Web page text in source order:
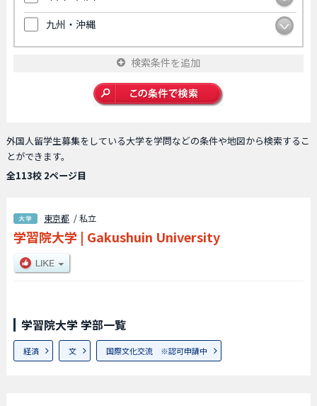
九州・沖縄
検索条件を追加
外国人留学生募集をしている大学を学問などの条件や地図から検索するこ
とができます。
全113校 2ページ目
東京都 / 私立
学習院大学 | Gakushuin University
学習院大学 学部一覧
経済 文 国際文化交流 ※認可申請中